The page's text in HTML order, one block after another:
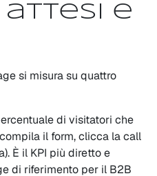
attesi e
si misura su quattro
di visitatori che
il form, clicca la call
È il KPI più diretto e
di riferimento per il B2B